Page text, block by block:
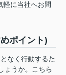
軽に当社へお問
ポイント)
なく行動するた
ょうか。こちら